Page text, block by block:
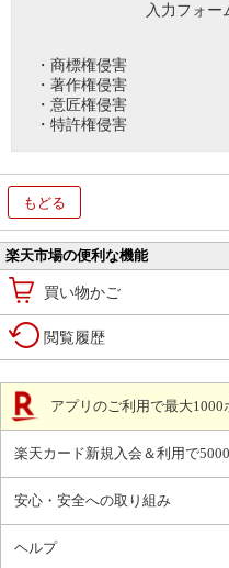
入力フォー
・商標権侵害
・著作権侵害
・意匠権侵害
・特許権侵害
もどる
楽天市場の便利な機能
買い物かご
閲覧履歴
アプリのご利用で最大1000
楽天カード新規入会＆利用で
安心・安全への取り組み
ヘルプ